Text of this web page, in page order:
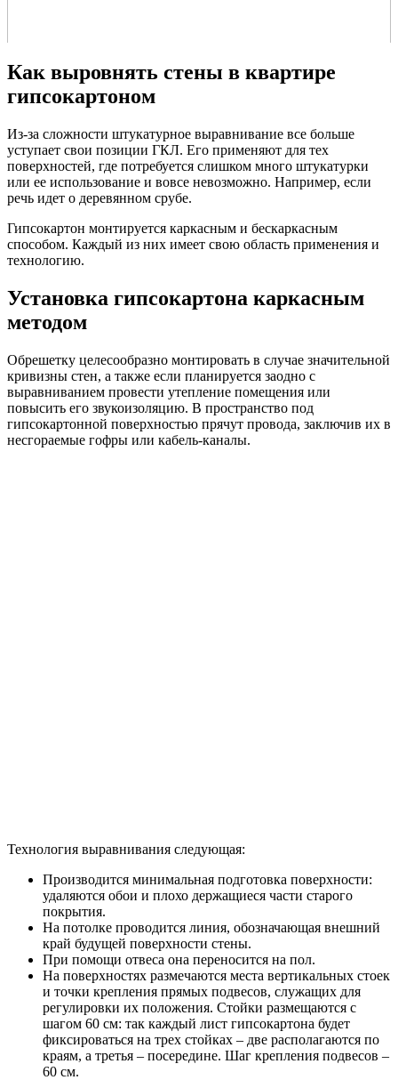
Как выровнять стены в квартире
гипсокартоном
Из-за сложности штукатурное выравнивание все больше
уступает свои позиции ГКЛ. Его применяют для тех
поверхностей, где потребуется слишком много штукатурки
или ее использование и вовсе невозможно. Например, если
речь идет о деревянном срубе.
Гипсокартон монтируется каркасным и бескаркасным
способом. Каждый из них имеет свою область применения и
технологию.
Установка гипсокартона каркасным
методом
Обрешетку целесообразно монтировать в случае значительной
кривизны стен, а также если планируется заодно с
выравниванием провести утепление помещения или
повысить его звукоизоляцию. В пространство под
гипсокартонной поверхностью прячут провода, заключив их в
несгораемые гофры или кабель-каналы.
Технология выравнивания следующая:
Производится минимальная подготовка поверхности:
удаляются обои и плохо держащиеся части старого
покрытия.
На потолке проводится линия, обозначающая внешний
край будущей поверхности стены.
При помощи отвеса она переносится на пол.
На поверхностях размечаются места вертикальных стоек
и точки крепления прямых подвесов, служащих для
регулировки их положения. Стойки размещаются с
шагом 60 см: так каждый лист гипсокартона будет
фиксироваться на трех стойках – две располагаются по
краям, а третья – посередине. Шаг крепления подвесов –
60 см.